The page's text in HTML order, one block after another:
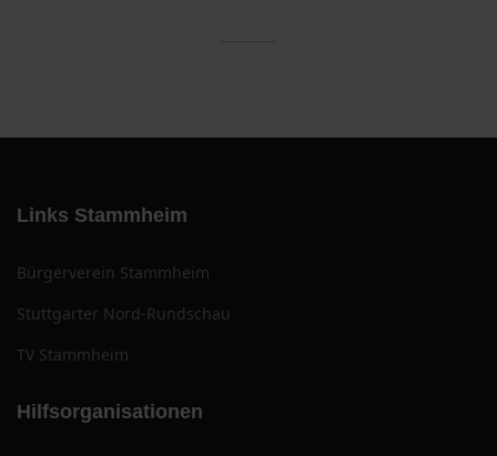
Links Stammheim
Bürgerverein Stammheim
Stuttgarter Nord-Rundschau
TV Stammheim
Hilfsorganisationen